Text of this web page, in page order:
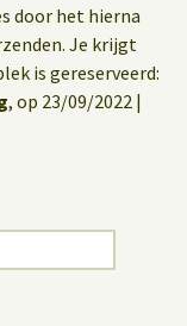
door het hierna
Je krijgt
is gereserveerd:
, op 23/09/2022 |